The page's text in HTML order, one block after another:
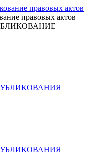
правовых актов